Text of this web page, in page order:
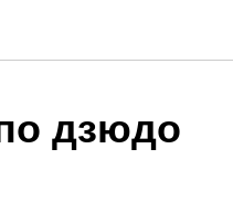
дзюдо